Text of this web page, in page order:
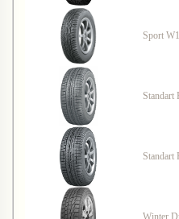
Sport W1
Standart
Standart
Winter